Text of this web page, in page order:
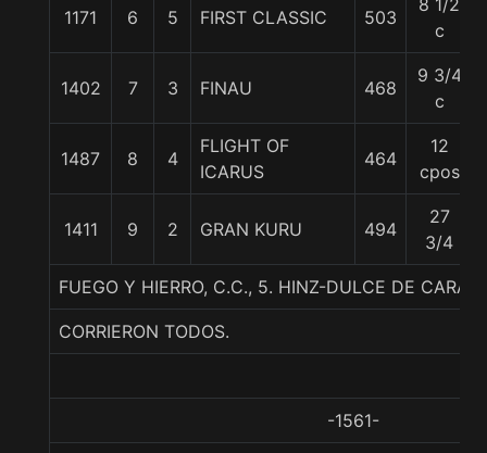
1171 6 5 FIRST CLASSIC 503
8 1/2
c
1402 7 3 FINAU 468
9 3/4
c
1487 8 4
FLIGHT OF
ICARUS
464
12
cpos
1411 9 2 GRAN KURU 494
27
3/4
FUEGO Y HIERRO, C.C., 5. HINZ-DULCE DE
CORRIERON TODOS.
-1561-